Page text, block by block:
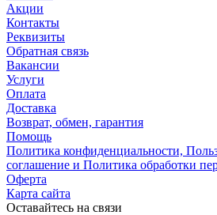
Акции
Контакты
Реквизиты
Обратная связь
Вакансии
Услуги
Оплата
Доставка
Возврат, обмен, гарантия
Помощь
Политика конфиденциальности,
соглашение и Политика обработки
Оферта
Карта сайта
Оставайтесь на связи